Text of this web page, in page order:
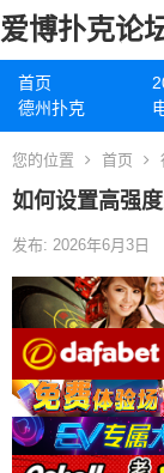
爱博扑克论
首页
德州扑克
您的位置 首页
如何设置高强
发布: 2026年6月3日